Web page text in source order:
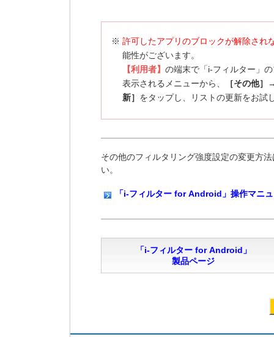
※ 許可したアプリのブロックが解除され
能性がございます。
【利用者】の端末で「i-フィルター」
表示されるメニューから、
［その他
新］ をタップし、リストの更新をお試
その他のフィルタリング強度設定の変更方
い。
「i-フィルター for Android」操作マニ
「i-フィルター for Android」
製品ページ